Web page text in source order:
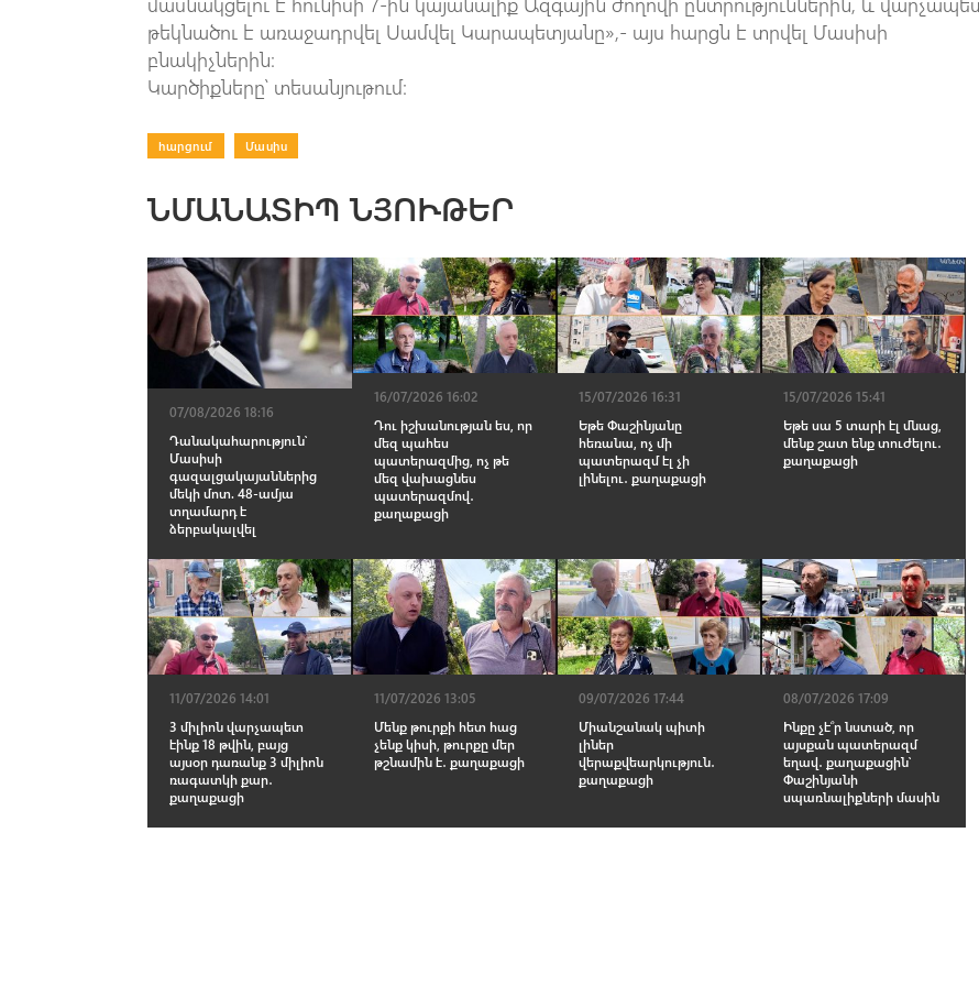
թեկնածու է առաջադրվել Սամվել Կարապետյանը»,- այս հարցն է տրվել Մասիսի
բնակիչներին։
Կարծիքները՝ տեսանյութում։
հարցում Մասիս
ՆՄԱՆԱՏԻՊ ՆՅՈՒԹԵՐ
07/08/2026 18:16
Դանակահարություն՝
Մասիսի
գազալցակայաններից
մեկի մոտ. 48-ամյա
տղամարդ է
ձերբակալվել
16/07/2026 16:02
Դու իշխանության ես, որ
մեզ պահես
պատերազմից, ոչ թե
մեզ վախացնես
պատերազմով․
քաղաքացի
15/07/2026 16:31
Եթե Փաշինյանը
հեռանա, ոչ մի
պատերազմ էլ չի
լինելու․ քաղաքացի
15/07/2026 15:41
Եթե սա 5 տարի էլ մնաց,
մենք շատ ենք տուժելու․
քաղաքացի
11/07/2026 14:01
3 միլիոն վարչապետ
էինք 18 թվին, բայց
այսօր դառանք 3 միլիոն
ռագատկի քար․
քաղաքացի
11/07/2026 13:05
Մենք թուրքի հետ հաց
չենք կիսի, թուրքը մեր
թշնամին է․ քաղաքացի
09/07/2026 17:44
Միանշանակ պիտի
լիներ
վերաքվեարկություն․
քաղաքացի
08/07/2026 17:09
Ինքը չէ՞ր նստած, որ
այսքան պատերազմ
եղավ․ քաղաքացին՝
Փաշինյանի
սպառնալիքների մասին